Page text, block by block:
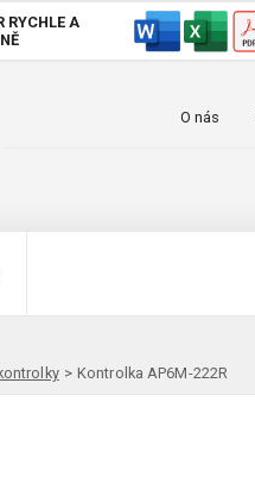
RYCHLE A
O nás
> Kontrolka AP6M-222R